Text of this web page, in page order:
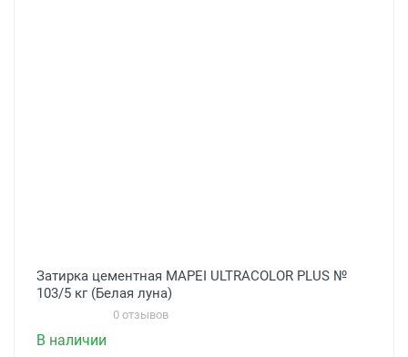
Затирка цементная MAPEI ULTRACOLOR PLUS №
103/5 кг (Белая луна)
0 отзывов
В наличии